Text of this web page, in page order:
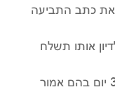
כתב התביעה
אותו תשלח
בקבלת כתב התביעה, לנתבע יש 30 יום בהם אמור